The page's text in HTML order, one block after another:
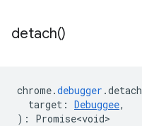
detach()
chrome.debugger .detach
target : Debuggee,
) : Promise<void>